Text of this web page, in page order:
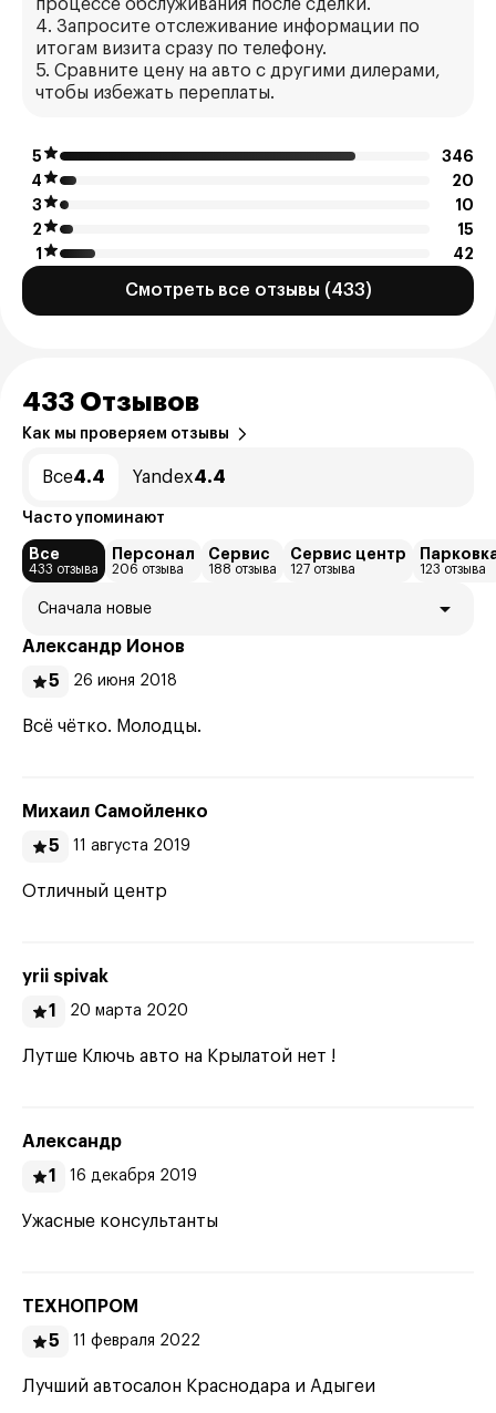
процессе обслуживания после сделки.
4. Запросите отслеживание информации по
итогам визита сразу по телефону.
5. Сравните цену на авто с другими дилерами,
чтобы избежать переплаты.
5
346
4
20
3
10
2
15
1
42
Смотреть все отзывы (433)
433 Отзывов
Как мы проверяем отзывы
Все4.4 Yandex4.4
Часто упоминают
Все
433 отзыва
Персонал
206 отзыва
Сервис
188 отзыва
Сервис центр
127 отзыва 123 отзыва
Сначала новые
Александр Ионов
5
26 июня 2018
Всё чётко. Молодцы.
Михаил Самойленко
5
11 августа 2019
Отличный центр
yrii spivak
1
20 марта 2020
Лутше Ключь авто на Крылатой нет !
Александр
1
16 декабря 2019
Ужасные консультанты
ТЕХНОПРОМ
5
11 февраля 2022
Лучший автосалон Краснодара и Адыгеи